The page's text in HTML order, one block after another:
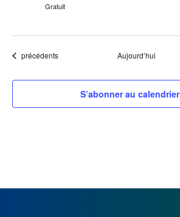
Gratuit
Évènements
précédents Aujourd’hui
S’abonner au calendrier